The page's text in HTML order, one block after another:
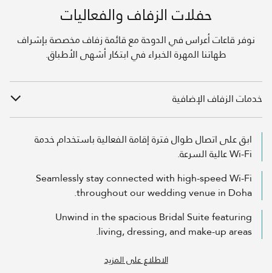
حفلات الزفاف والفعاليات
نوفر قاعات أعراس في الدوحة مع قائمة زفاف مخصصة بإشراف
طهاتنا المهرة الخبراء في ابتكار أشهى الأطباق.
خدمات الزفاف الإضافية
ابق على اتصال طوال فترة إقامة الفعالية باستخدام خدمة
Wi-Fi عالية السرعة.
Seamlessly stay connected with high-speed Wi-Fi
throughout our wedding venue in Doha.
Unwind in the spacious Bridal Suite featuring
living, dressing, and make-up areas.
الاطلاع على المزيد